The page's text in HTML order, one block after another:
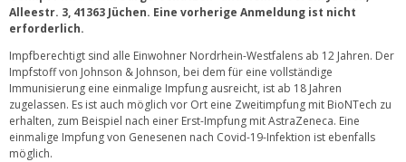
Alleestr. 3, 41363 Jüchen. Eine vorherige Anmeldung ist nicht
erforderlich.
Impfberechtigt sind alle Einwohner Nordrhein-Westfalens ab 12 Jahren. Der
Impfstoff von Johnson & Johnson, bei dem für eine vollständige
Immunisierung eine einmalige Impfung ausreicht, ist ab 18 Jahren
zugelassen. Es ist auch möglich vor Ort eine Zweitimpfung mit BioNTech zu
erhalten, zum Beispiel nach einer Erst-Impfung mit AstraZeneca. Eine
einmalige Impfung von Genesenen nach Covid-19-Infektion ist ebenfalls
möglich.